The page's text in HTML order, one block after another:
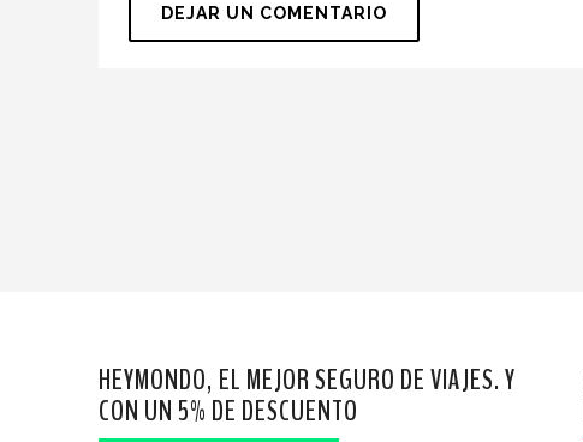
HEYMONDO, EL MEJOR SEGURO DE VIAJES. Y
CON UN 5% DE DESCUENTO